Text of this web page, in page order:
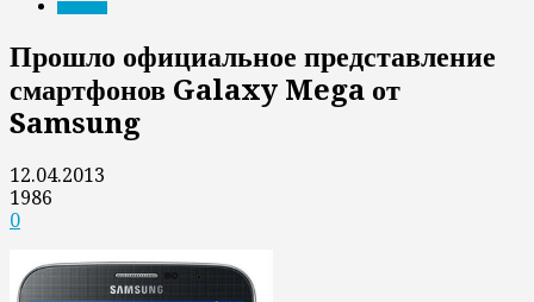
Прошло официальное представление
смартфонов Galaxy Mega от
Samsung
12.04.2013
1986
0